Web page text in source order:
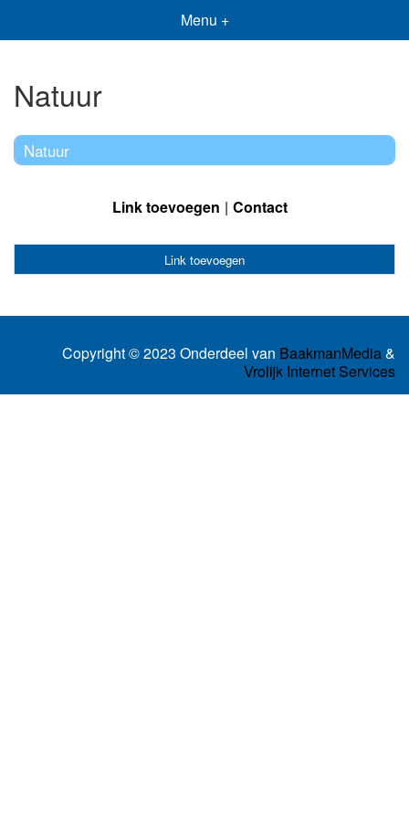
Menu +
Natuur
Natuur
Link toevoegen Contact
Link toevoegen
Copyright © 2023 Onderdeel van BaakmanMedia&
Vrolijk Internet Services